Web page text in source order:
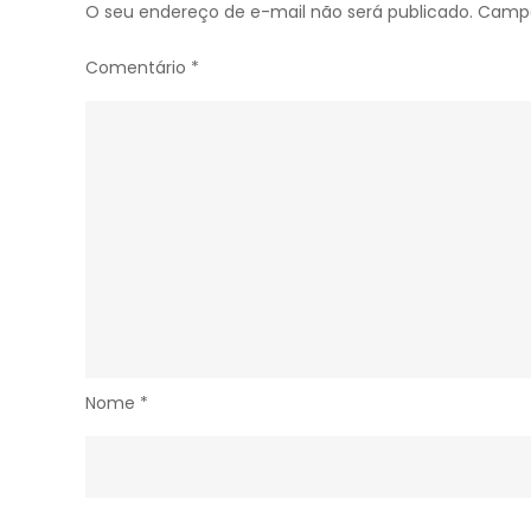
O seu endereço de e-mail não será publicado.
Comentário *
Nome *